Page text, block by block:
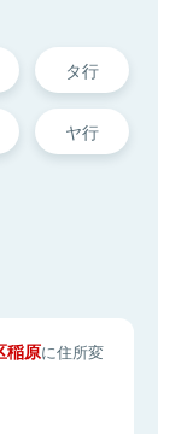
タ行
ヤ行
稲原に住所変